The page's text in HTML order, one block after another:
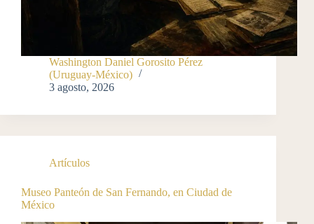
Washington Daniel Gorosito Pérez
(Uruguay-México)
3 agosto, 2026
Artículos
Museo Panteón de San Fernando, en Ciudad de
México